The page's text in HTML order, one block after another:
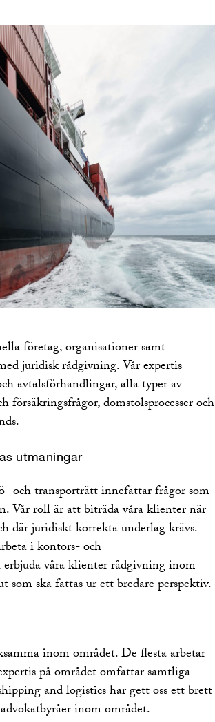
företag, organisationer samt
juridisk rådgivning. Vår expertis
avtalsförhandlingar, alla typer av
domstolsprocesser och
utmaningar
och transporträtt innefattar frågor som
Vår roll är att biträda våra klienter när
där juridiskt korrekta underlag krävs.
i kontors- och
våra klienter rådgivning inom
som ska fattas ur ett bredare perspektiv.
inom området. De flesta arbetar
på området omfattar samtliga
and logistics har gett oss ett brett
inom området.